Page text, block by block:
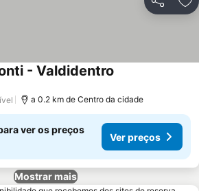
Partilhar
- Valdidentro
a 0.2 km de Centro da cidade
ver os preços
Ver preços
Mostrar mais